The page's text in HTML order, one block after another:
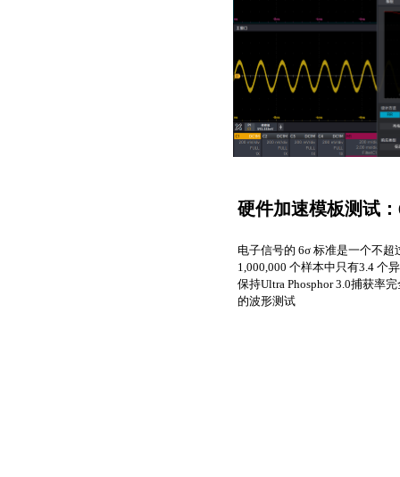
硬件加速模板测试：
电子信号的 6σ 标准是一个不
1,000,000 个样本中只有3.4 个
保持Ultra Phosphor 3.0捕获率
的波形测试